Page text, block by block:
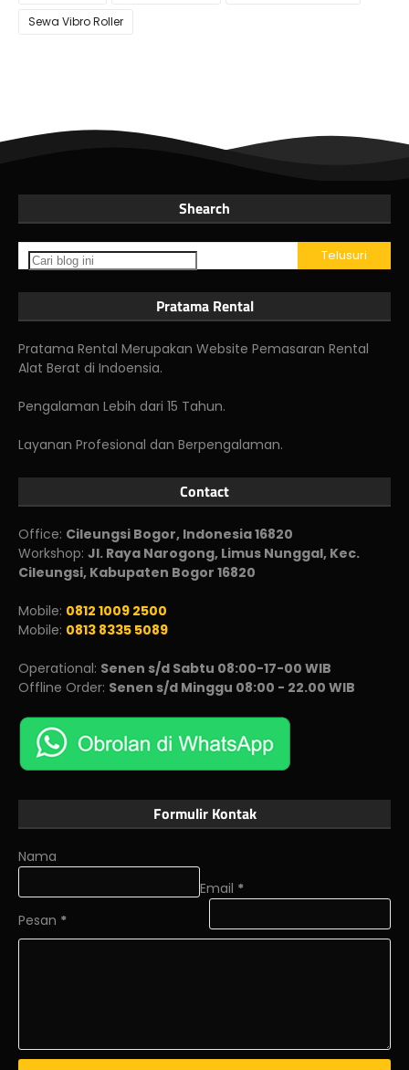
Sewa Vibro Roller
Shearch
Pratama Rental
Pratama Rental Merupakan Website Pemasaran Rental
Alat Berat di Indoensia.
Pengalaman Lebih dari 15 Tahun.
Layanan Profesional dan Berpengalaman.
Contact
Office: Cileungsi Bogor, Indonesia 16820
Workshop: Jl. Raya Narogong, Limus Nunggal, Kec.
Cileungsi, Kabupaten Bogor 16820
Mobile: 0812 1009 2500
Mobile: 0813 8335 5089
Operational: Senen s/d Sabtu 08:00-17-00 WIB
Offline Order: Senen s/d Minggu 08:00 - 22.00 WIB
Formulir Kontak
Nama
Email *
Pesan *